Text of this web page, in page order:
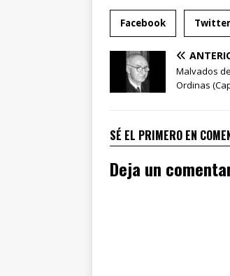
Facebook Twitter
Malvados
Ordinas
SÉ EL PRIMERO EN
Deja un